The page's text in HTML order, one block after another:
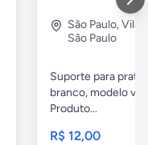
São Paulo,Vila
São Paulo
Suporte para
branco, modelo
Produto...
R$ 12,00